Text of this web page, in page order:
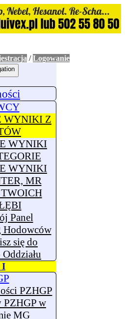
/Logowanie
WYNIKI Z
WYNIKI
WYNIKI
MR
Panel
Hodowców
się do
I
PZHGP
PZHGP w
MG